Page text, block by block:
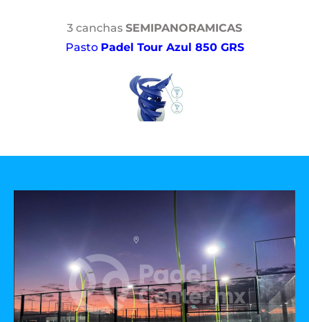
3 canchas SEMIPANORAMICAS
Pasto Padel Tour Azul 850 GRS